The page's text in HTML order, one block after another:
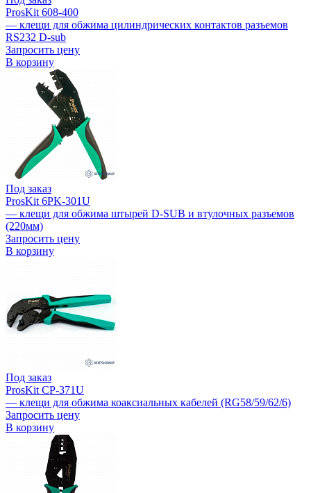
ProsKit 608-400
— клещи для обжима цилиндрических контактов разъемов
RS232 D-sub
Запросить цену
В корзину
Под заказ
ProsKit 6PK-301U
— клещи для обжима штырей D-SUB и втулочных разъемов
(220мм)
Запросить цену
В корзину
Под заказ
ProsKit CP-371U
— клещи для обжима коаксиальных кабелей (RG58/59/62/6)
Запросить цену
В корзину